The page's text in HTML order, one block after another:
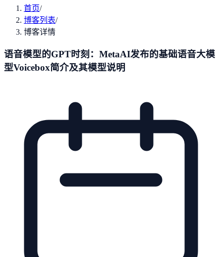
首页/
博客列表/
博客详情
语音模型的GPT时刻：MetaAI发布的基础语音大模
型Voicebox简介及其模型说明